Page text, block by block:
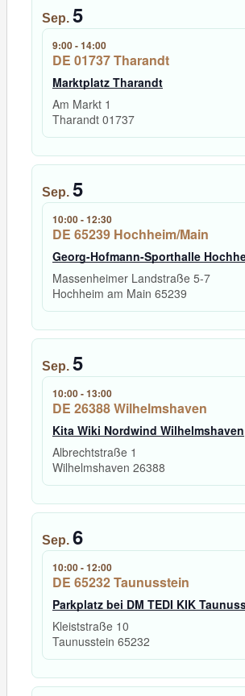
Sep. 5
9:00-14:00
DE 01737 Tharandt
Marktplatz Tharandt
Am Markt 1
Tharandt 01737
Sep. 5
10:00-12:30
DE 65239 Hochheim/Main
Georg-Hofmann-Sporthalle
Massenheimer Landstraße 5-7
Hochheim am Main 65239
Sep. 5
10:00-13:00
DE 26388 Wilhelmshaven
Kita Wiki Nordwind Wilhelmshaven
Albrechtstraße 1
Wilhelmshaven 26388
Sep. 6
10:00-12:00
DE 65232 Taunusstein
Parkplatz bei DM TEDI KIK
Kleiststraße 10
Taunusstein 65232